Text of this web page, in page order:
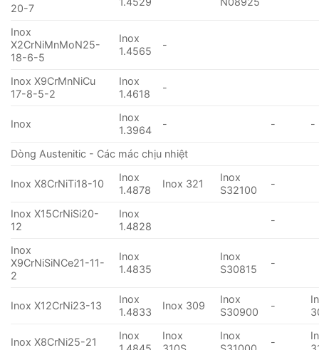
20-7
Inox
X2CrNiMnMoN25-
18-6-5
Inox
1.4565
-
Inox X9CrMnNiCu
17-8-5-2
Inox
1.4618
-
Inox
Inox
1.3964
- - -
Dòng Austenitic - Các mác chịu nhiệt
Inox X8CrNiTi18-10
Inox
1.4878
Inox 321
Inox
S32100
-
Inox X15CrNiSi20-
12
Inox
1.4828
-
Inox
X9CrNiSiNCe21-11-
2
Inox
1.4835
Inox
S30815
-
Inox X12CrNi23-13
Inox
1.4833
Inox 309
Inox
S30900
-
Inox X8CrNi25-21
Inox
Inox
Inox
-